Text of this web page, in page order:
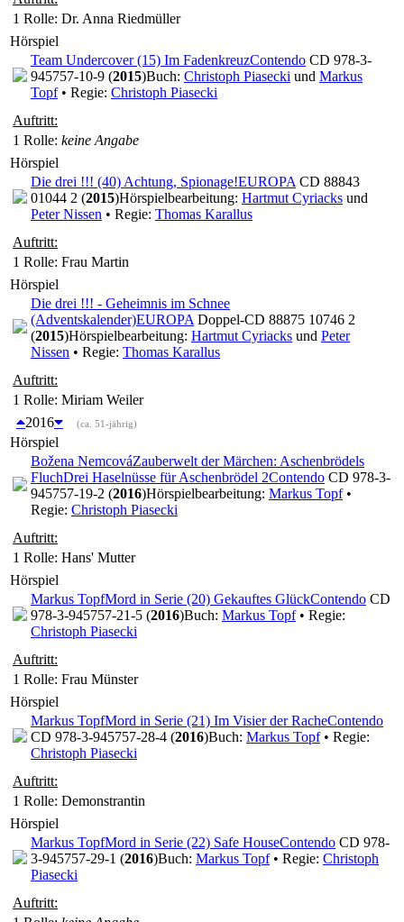
1 Rolle: Dr. Anna Riedmüller
Hörspiel
Team Undercover (15) Im FadenkreuzContendo CD 978-3-
945757-10-9 (2015)Buch: Christoph Piasecki und Markus
Topf• Regie: Christoph Piasecki
Auftritt:
1 Rolle: keine Angabe
Hörspiel
Die drei !!! (40) Achtung, Spionage!EUROPA CD 88843
01044 2 (2015)Hörspielbearbeitung: Hartmut Cyriacks und
Peter Nissen • Regie: Thomas Karallus
Auftritt:
1 Rolle: Frau Martin
Hörspiel
Die drei !!! - Geheimnis im Schnee
(Adventskalender)EUROPA Doppel-CD 88875 10746 2
(2015)Hörspielbearbeitung: Hartmut Cyriacks und Peter
Nissen • Regie: Thomas Karallus
Auftritt:
1 Rolle: Miriam Weiler
2016
(ca. 51-jährig)
Hörspiel
Božena NemcováZauberwelt der Märchen: Aschenbrödels
FluchDrei Haselnüsse für Aschenbrödel 2Contendo CD 978-3-
945757-19-2 (2016)Hörspielbearbeitung: Markus Topf•
Regie: Christoph Piasecki
Auftritt:
1 Rolle: Hans' Mutter
Hörspiel
Markus TopfMord in Serie (20) Gekauftes GlückContendo CD
978-3-945757-21-5 (2016)Buch: Markus Topf• Regie:
Christoph Piasecki
Auftritt:
1 Rolle: Frau Münster
Hörspiel
Markus TopfMord in Serie (21) Im Visier der RacheContendo
CD 978-3-945757-28-4 (2016)Buch: Markus Topf• Regie:
Christoph Piasecki
Auftritt:
1 Rolle: Demonstrantin
Hörspiel
Markus TopfMord in Serie (22) Safe HouseContendo CD 978-
3-945757-29-1 (2016)Buch: Markus Topf• Regie: Christoph
Piasecki
Auftritt: